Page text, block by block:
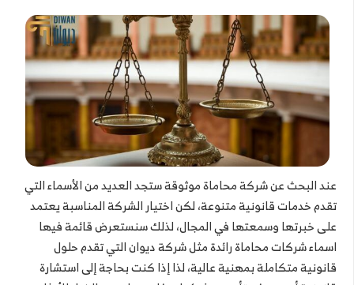
عند البحث عن شركة محاماة موثوقة ستجد العديد من الأسماء التي
تقدم خدمات قانونية متنوعة، لكن اختيار الشركة المناسبة يعتمد
على خبرتها وسمعتها في المجال، لذلك سنستعرض قائمة فيها
اسماء شركات محاماة رائدة مثل شركة ديوان التي تقدم حلول
قانونية متكاملة بمهنية عالية، لذا إذا كنت بحاجة إلى استشارة